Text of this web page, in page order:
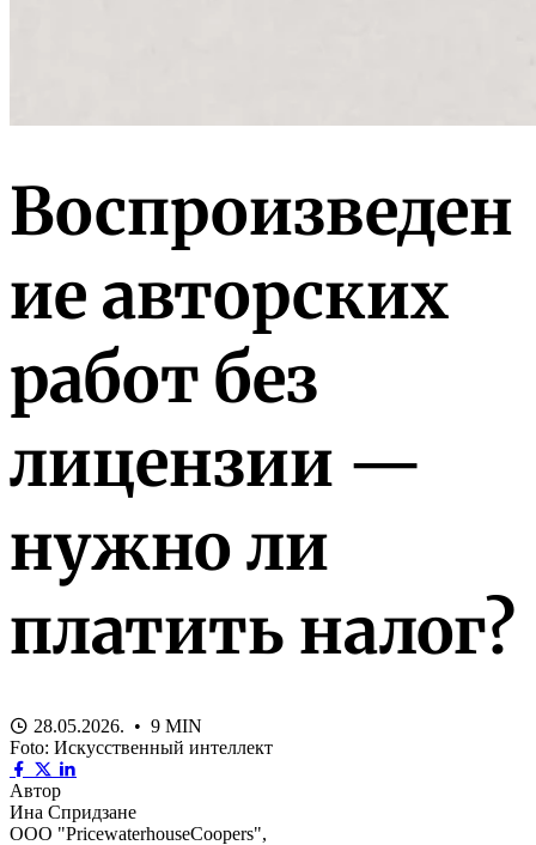
Воспроизведен
ие авторских
работ без
лицензии —
нужно ли
платить налог?
28.05.2026. • 9 MIN
Foto: Искусственный интеллект
Автор
Ина Спридзане
ООО "PricewaterhouseCoopers",